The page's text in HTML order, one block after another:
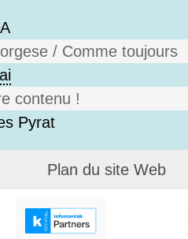
/ Comme toujours
contenu !
Pyrat
Plan du site Web